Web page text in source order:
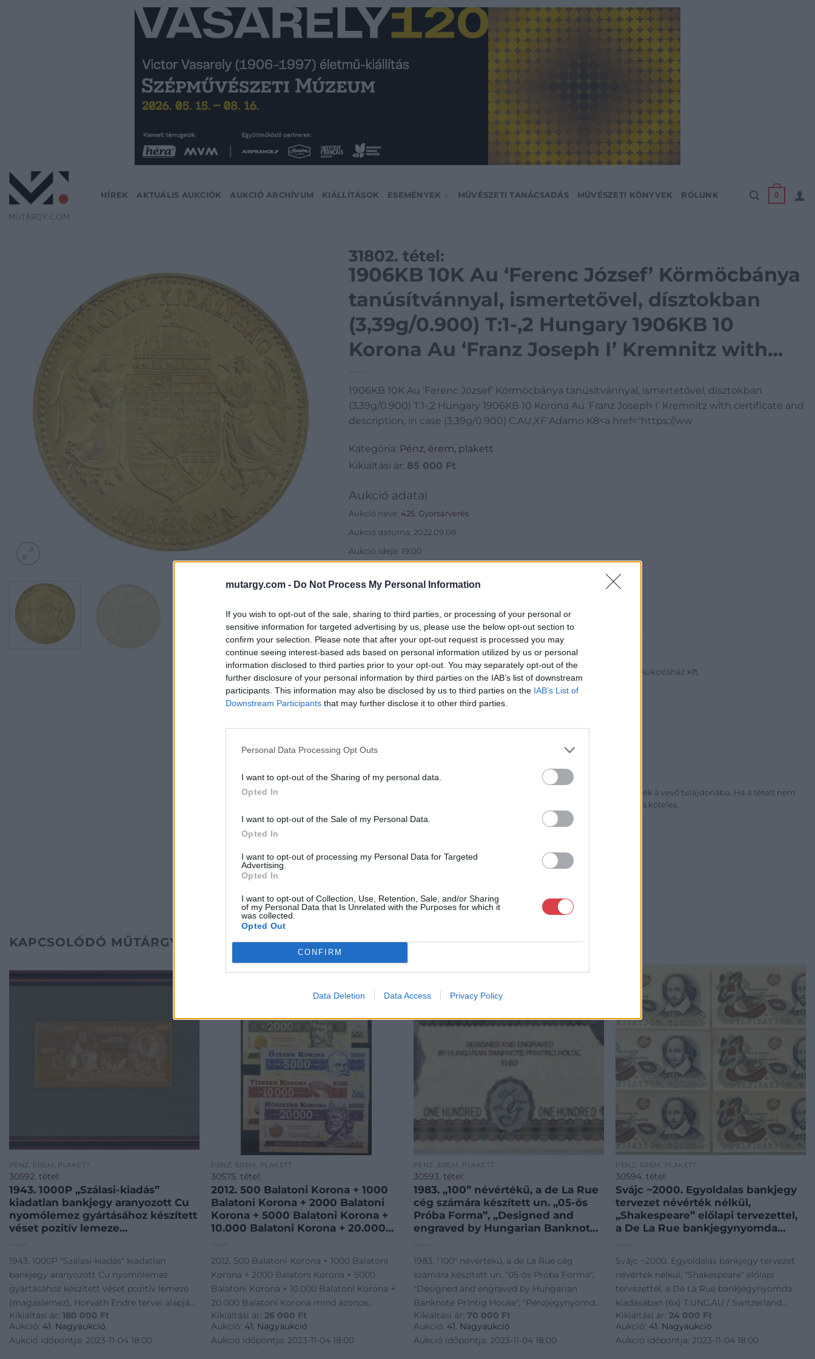
mutargy.com - Do Not Process My Personal Information
If you wish to opt-out of the sale, sharing to third parties, or processing of your personal or
sensitive information for targeted advertising by us, please use the below opt-out section to
confirm your selection. Please note that after your opt-out request is processed you may
continue seeing interest-based ads based on personal information utilized by us or personal
information disclosed to third parties prior to your opt-out. You may separately opt-out of the
further disclosure of your personal information by third parties on the IAB’s list of downstream
participants. This information may also be disclosed by us to third parties on the IAB’s List of
Downstream Participants that may further disclose it to other third parties.
Personal Data Processing Opt Outs
I want to opt-out of the Sharing of my personal data.
Opted In
I want to opt-out of the Sale of my Personal Data.
Opted In
I want to opt-out of processing my Personal Data for Targeted
Advertising.
Opted In
I want to opt-out of Collection, Use, Retention, Sale, and/or Sharing
of my Personal Data that Is Unrelated with the Purposes for which it
was collected.
Opted Out
CONFIRM
Data Deletion Data Access Privacy Policy
HÍREK AKTUÁLIS AUKCIÓK AUKCIÓ ARCHÍVUM KIÁLLÍTÁSOK ESEMÉNYEK MŰVÉSZETI TANÁCSADÁS MŰVÉSZETI KÖNYVEK RÓLUNK 0
31802. tétel:
1906KB 10K Au ‘Ferenc József’ Körmöcbánya
tanúsítvánnyal, ismertetővel, dísztokban
(3,39g/0.900) T:1-,2 Hungary 1906KB 10
Korona Au ‘Franz Joseph I’ Kremnitz with
(3,39g/0.900) C:AU,XF Adamo K8
1906KB 10K Au ‘Ferenc József’ Körmöcbánya tanúsítvánnyal, ismertetővel, dísztokban
(3,39g/0.900) T:1-,2 Hungary 1906KB 10 Korona Au ‘Franz Joseph I’ Kremnitz with certificate and
description, in case (3,39g/0.900) C:AU,XF Adamo K8<a href="https://ww
Kategória: Pénz, érem, plakett
Kikiáltási ár: 85 000 Ft
Aukció adatai
Aukció neve: 425. Gyorsárverés
Aukció dátuma: 2022.09.08
Aukció ideje: 19:00
Tételszám: 31802
Eladó adatai
Eladó:Darabanth Kft
Cím: Csonka Krisztián
Darabanth Bélyegkereskedelmi és Aukciósház Kft.
Budapest
Andrássy út 16.
1061
Telefon: 317-4757, 266-4154, 318-4035
http://darabanth.com
Bemutatkozás: A tételek a leütési ár + 25% jutalék megfizetése után kerülnek a vevő tulajdonába. Ha a tételt nem
személyesen veszik át, a vevő a postaköltség, biztosítási díj megfizetésére is köteles.
KAPCSOLÓDÓ MŰTÁRGYAK
PÉNZ, ÉREM, PLAKETT
30592. tétel:
1943. 1000P „Szálasi-kiadás”
kiadatlan bankjegy aranyozott Cu
nyomólemez gyártásához készített
véset pozitív lemeze
(86x179mm) R! / Hungary 1943.
1000 Pengő „Szálasi issue” gilt Cu
positive pr
1943. 1000P "Szálasi-kiadás" kiadatlan
bankjegy aranyozott Cu nyomólemez
gyártásához készített véset pozitív lemeze
(magaslemez), Horváth Endre tervei alapján,
üvegezett keretben (86x179mm) R! /
Hungary 1943. 1000 Pengő "Szálasi issue" gilt
Cu positive pr
Kikiáltási ár: 180 000 Ft
Aukció: 41. Nagyaukció
Aukció időpontja: 2023-11-04 18:00
PÉNZ, ÉREM, PLAKETT
30575. tétel:
2012. 500 Balatoni Korona + 1000
Balatoni Korona + 2000 Balatoni
Korona + 5000 Balatoni Korona +
10.000 Balatoni Korona + 20.000
T:UNC / Hungary 2012. 500 Balatoni
Korona + 1000 Balatoni Korona
2012. 500 Balatoni Korona + 1000 Balatoni
Korona + 2000 Balatoni Korona + 5000
Balatoni Korona + 10.000 Balatoni Korona +
20.000 Balatoni Korona mind azonos
"004727" sorszámmal. Teljes sor! T:UNC /
Hungary 2012. 500 Balatoni Korona + 1000
Balatoni Korona
Kikiáltási ár: 26 000 Ft
Aukció: 41. Nagyaukció
Aukció időpontja: 2023-11-04 18:00
PÉNZ, ÉREM, PLAKETT
30593. tétel:
1983. „100” névértékű, a de La Rue
cég számára készített un. „05-ös
Próba Forma”, „Designed and
engraved by Hungarian Banknote
mappában T:UNC / Hungary 1983.
„100” denomination, made for the
„de La
1983. "100" névértékű, a de La Rue cég
számára készített un. "05-ös Próba Forma",
"Designed and engraved by Hungarian
Banknote Printig House", "Pénzjegynyomda
Részvénytársaság" karton mappában T:UNC
/ Hungary 1983. "100" denomination, made
for the "de La
Kikiáltási ár: 70 000 Ft
Aukció: 41. Nagyaukció
Aukció időpontja: 2023-11-04 18:00
PÉNZ, ÉREM, PLAKETT
30594. tétel:
Svájc ~2000. Egyoldalas bankjegy
tervezet névérték nélkül,
„Shakespeare” előlapi tervezettel,
a De La Rue bankjegynyomda
banknote without value, with
„Shakespeare” as an obverse draft,
made by t
Svájc ~2000. Egyoldalas bankjegy tervezet
névérték nélkül, "Shakespeare" előlapi
tervezettel, a De La Rue bankjegynyomda
kiadásában (6x) T:UNC,AU / Switzerland
~2000. One-sided test banknote without
value, with "Shakespeare" as an obverse
draft, made by t
Kikiáltási ár: 24 000 Ft
Aukció: 41. Nagyaukció
Aukció időpontja: 2023-11-04 18:00